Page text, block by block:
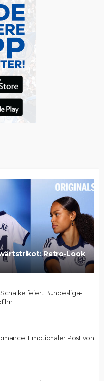
Retro-Look
Schalke feiert Bundesliga-
Emotionaler Post von